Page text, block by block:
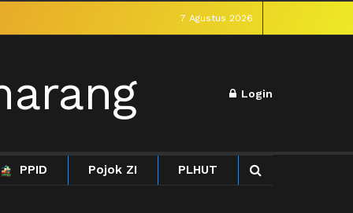
7 Agustus 2026
Login
PPID Pojok ZI PLHUT